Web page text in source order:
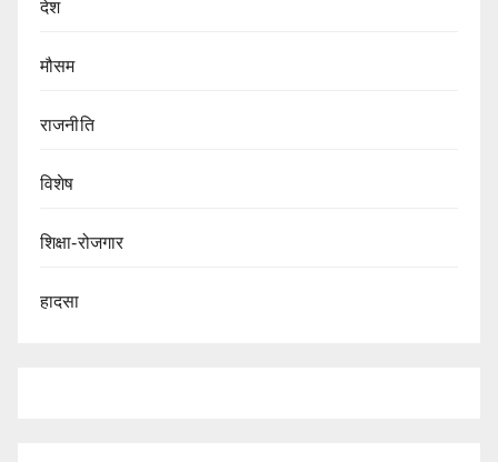
देश
मौसम
राजनीति
विशेष
शिक्षा-रोजगार
हादसा